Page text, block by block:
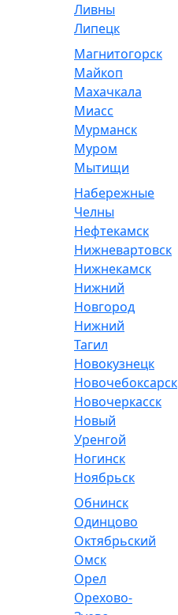
Ливны
Липецк
Магнитогорск
Майкоп
Махачкала
Миасс
Мурманск
Муром
Мытищи
Набережные
Челны
Нефтекамск
Нижневартовск
Нижнекамск
Нижний
Новгород
Нижний
Тагил
Новокузнецк
Новочебоксарск
Новочеркасск
Новый
Уренгой
Ногинск
Ноябрьск
Обнинск
Одинцово
Октябрьский
Омск
Орел
Орехово-